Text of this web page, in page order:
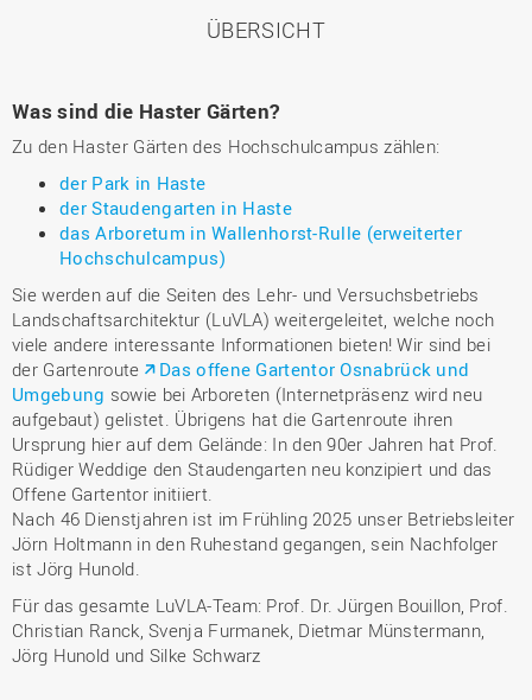
ÜBERSICHT
Was sind die Haster Gärten?
Zu den Haster Gärten des Hochschulcampus zählen:
der Park in Haste
der Staudengarten in Haste
das Arboretum in Wallenhorst-Rulle (erweiterter
Hochschulcampus)
Sie werden auf die Seiten des Lehr- und Versuchsbetriebs
Landschaftsarchitektur (LuVLA) weitergeleitet, welche noch
viele andere interessante Informationen bieten! Wir sind bei
der Gartenroute
Das offene Gartentor Osnabrück und
Umgebung sowie bei Arboreten (Internetpräsenz wird neu
aufgebaut) gelistet. Übrigens hat die Gartenroute ihren
Ursprung hier auf dem Gelände: In den 90er Jahren hat Prof.
Rüdiger Weddige den Staudengarten neu konzipiert und das
Offene Gartentor initiiert.
Nach 46 Dienstjahren ist im Frühling 2025 unser Betriebsleiter
Jörn Holtmann in den Ruhestand gegangen, sein Nachfolger
ist Jörg Hunold.
Für das gesamte LuVLA-Team: Prof. Dr. Jürgen Bouillon, Prof.
Christian Ranck, Svenja Furmanek, Dietmar Münstermann,
Jörg Hunold und Silke Schwarz